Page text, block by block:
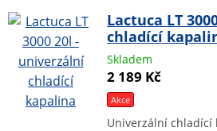
Lactuca LT
chladící
Skladem
2 189 Kč
Akce
Univerzální chladící